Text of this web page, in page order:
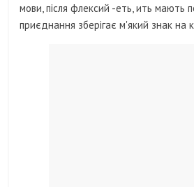
мови, після флексий -еть, ить мають
приєднання зберігає м'який знак на